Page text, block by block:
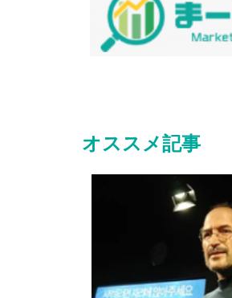
オススメ記事